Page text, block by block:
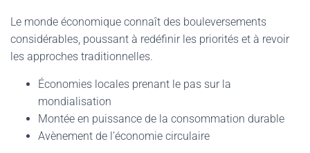
Le monde économique connaît des bouleversements
considérables, poussant à redéfinir les priorités et à revoir
les approches traditionnelles.
Économies locales prenant le pas sur la
mondialisation
Montée en puissance de la consommation durable
Avènement de l’économie circulaire